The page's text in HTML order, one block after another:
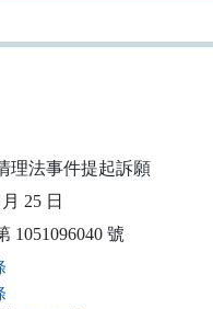
理法事件提起訴願
25 日
1051096040 號